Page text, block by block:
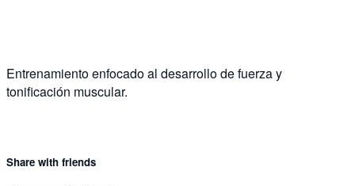
Entrenamiento enfocado al desarrollo de fuerza y
tonificación muscular.
Share with friends